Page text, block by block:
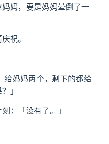
妈，要是妈妈晕倒了一
祝。
给妈妈两个，剩下的都给
」
：「没有了。」